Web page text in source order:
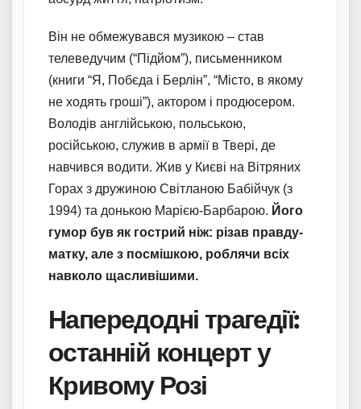
Він не обмежувався музикою – став
телеведучим (“Підйом”), письменником
(книги “Я, Побєда і Берлін”, “Місто, в якому
не ходять гроші”), актором і продюсером.
Володів англійською, польською,
російською, служив в армії в Твері, де
навчився водити. Жив у Києві на Вітряних
Горах з дружиною Світланою Бабійчук (з
1994) та донькою Марією-Барбарою. Його
гумор був як гострий ніж: різав правду-
матку, але з посмішкою, роблячи всіх
навколо щасливішими.
Напередодні трагедії:
останній концерт у
Кривому Розі